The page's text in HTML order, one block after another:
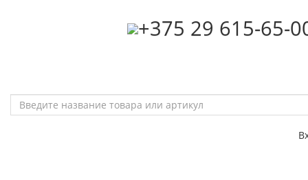
‎+375 29 615-65-